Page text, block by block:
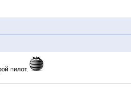
пилот.